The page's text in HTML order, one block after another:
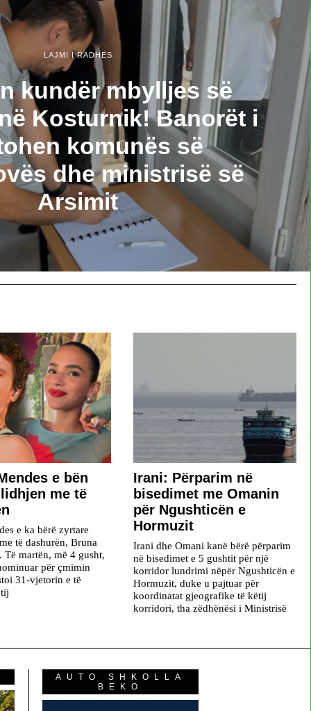
LAJMI I RADHËS
kundër mbylljes së
Kosturnik! Banorët i
komunës së
dhe ministrisë së
Arsimit
e bën
me të
e ka bërë zyrtare
të dashurën, Bruna
Të martën, më 4 gusht,
për çmimin
31-vjetorin e të
Irani: Përparim në
bisedimet me Omanin
për Ngushticën e
Hormuzit
Irani dhe Omani kanë bërë përparim
në bisedimet e 5 gushtit për një
korridor lundrimi nëpër Ngushticën e
Hormuzit, duke u pajtuar për
koordinatat gjeografike të këtij
korridori, tha zëdhënësi i Ministrisë
AUTO SHKOLLA
BEKO